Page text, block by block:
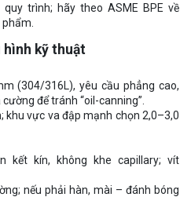
trình; hãy theo ASME BPE về
hình kỹ thuật
(304/316L), yêu cầu phẳng cao,
để tránh “oil-canning”.
khu vực va đập mạnh chọn 2,0–3,0
kết kín, không khe capillary; vít
nếu phải hàn, mài – đánh bóng